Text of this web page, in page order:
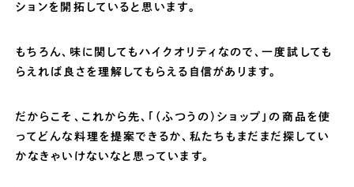
ションを開拓していると思います。
もちろん、味に関してもハイクオリティなので、一度試しても
らえれば良さを理解してもらえる自信があります。
だからこそ、これから先、「（ふつうの）ショップ」の商品を使
ってどんな料理を提案できるか、私たちもまだまだ探してい
かなきゃいけないなと思っています。